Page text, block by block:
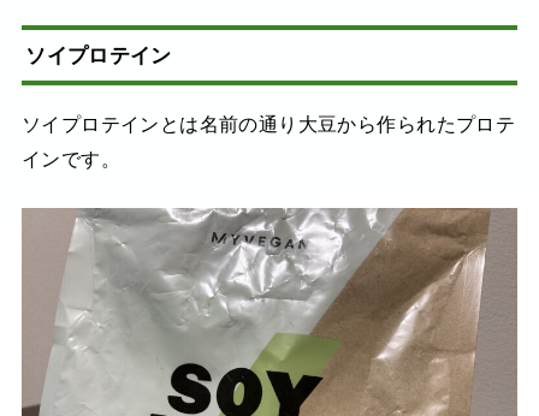
ソイプロテイン
ソイプロテインとは名前の通り大豆から作られたプロテ
インです。